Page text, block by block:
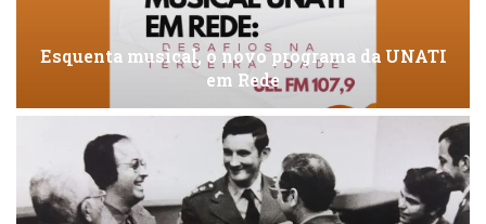
Esquenta musical, o novo programa da UNATI
em Rede